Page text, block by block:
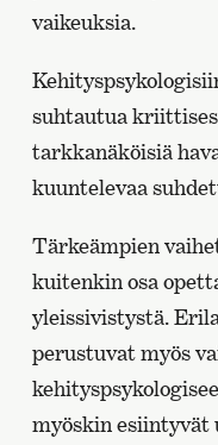
vaikeuksia.
suhtautua
tarkkanäköisiä
kuuntelevaa
Tärkeämpien
kuitenkin osa
yleissivistystä.
perustuvat myös
myöskin esiintyvät